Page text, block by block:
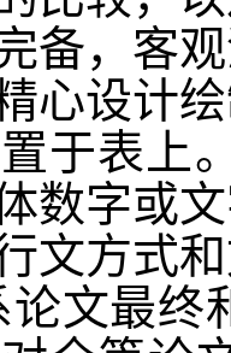
备，客
心设计
于表上
数字或
文方式
论文最终